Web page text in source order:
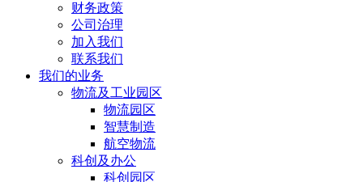
财务政策
公司治理
加入我们
联系我们
我们的业务
物流及工业园区
物流园区
智慧制造
航空物流
科创及办公
科创园区